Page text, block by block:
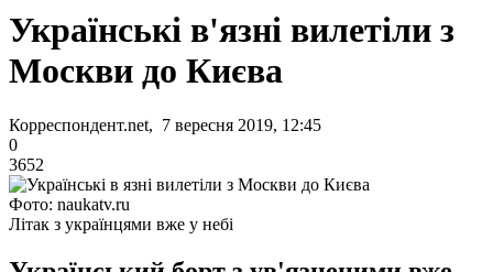
Українські в'язні вилетіли з
Москви до Києва
Корреспондент.net, 7 вересня 2019, 12:45
0
3652
Фото: naukatv.ru
Літак з українцями вже у небі